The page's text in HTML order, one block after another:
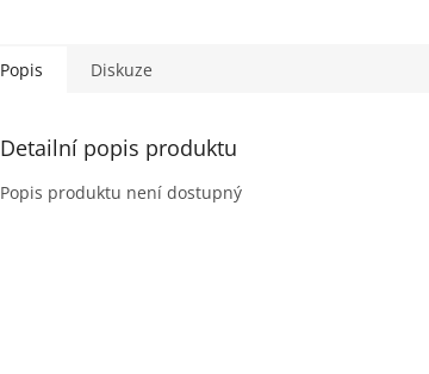
Popis Diskuze
Detailní popis produktu
Popis produktu není dostupný